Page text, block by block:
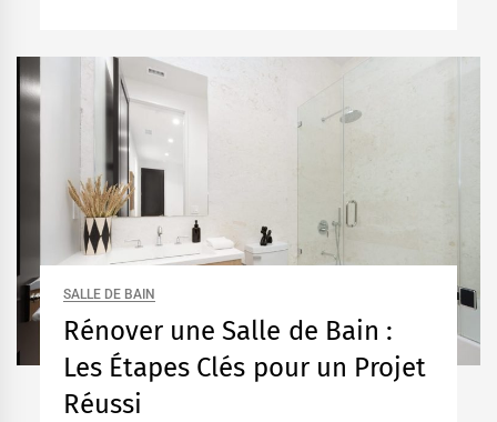
SALLE DE BAIN
Rénover une Salle de Bain :
Les Étapes Clés pour un Projet
Réussi